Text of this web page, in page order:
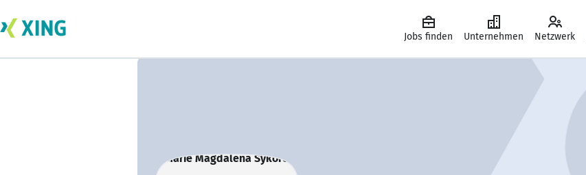
Jobs finden Unternehmen Netzwerk